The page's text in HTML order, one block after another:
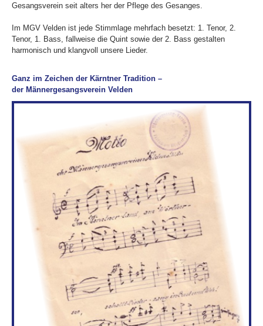
Gesangsverein seit alters her der Pflege des Gesanges.
Im MGV Velden ist jede Stimmlage mehrfach besetzt: 1. Tenor, 2.
Tenor, 1. Bass, fallweise die Quint sowie der 2. Bass gestalten
harmonisch und klangvoll unsere Lieder.
Ganz im Zeichen der Kärntner Tradition –
der Männergesangsverein Velden